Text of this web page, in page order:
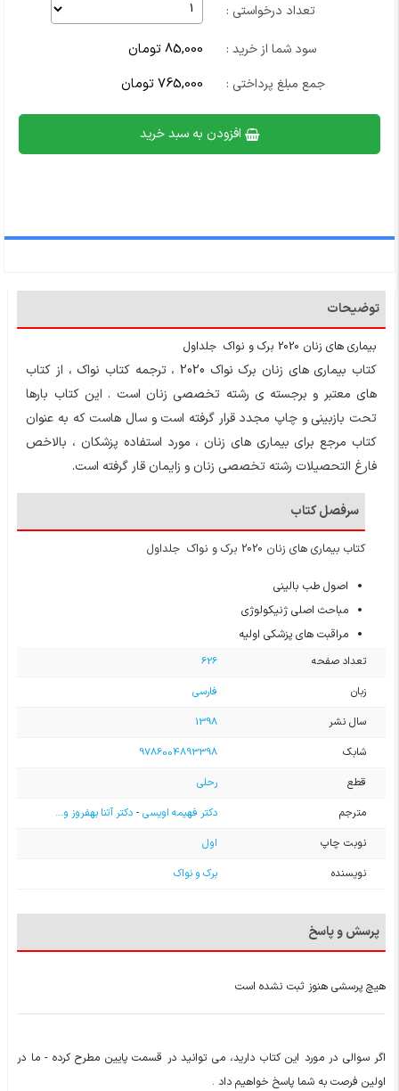
تعداد درخواستی :
سود شما از خرید : 85,000 تومان
جمع مبلغ پرداختی : 765,000 تومان
افزودن به سبد خرید
توضیحات
بیماری های زنان 2020 برک و نواک جلداول
کتاب بیماری های زنان برک نواک 2020 ، ترجمه کتاب نواک ، از کتاب
های معتبر و برجسته ی رشته تخصصی زنان است . این کتاب بارها
تحت بازبینی و چاپ مجدد قرار گرفته است و سال هاست که به عنوان
کتاب مرجع برای بیماری های زنان ، مورد استفاده پزشکان ، بالاخص
فارغ التحصیلات رشته تخصصی زنان و زایمان قار گرفته است.
سرفصل کتاب
کتاب بیماری های زنان 2020 برک و نواک جلداول
اصول طب بالینی
مباحث اصلی ژنیکولوژی
مراقبت های پزشکی اولیه
تعداد صفحه
626
زبان
فارسی
سال نشر
1398
شابک
9786004893398
قطع
رحلی
مترجم
دکتر فهیمه اویسی- دکتر آتنا بهفروز و...
نوبت چاپ
اول
نویسنده
برک و نواک
پرسش و پاسخ
هیچ پرسشی هنوز ثبت نشده است
اگر سوالی در مورد این کتاب دارید، می توانید در قسمت پایین مطرح کرده - ما در
اولین فرصت به شما پاسخ خواهیم داد .